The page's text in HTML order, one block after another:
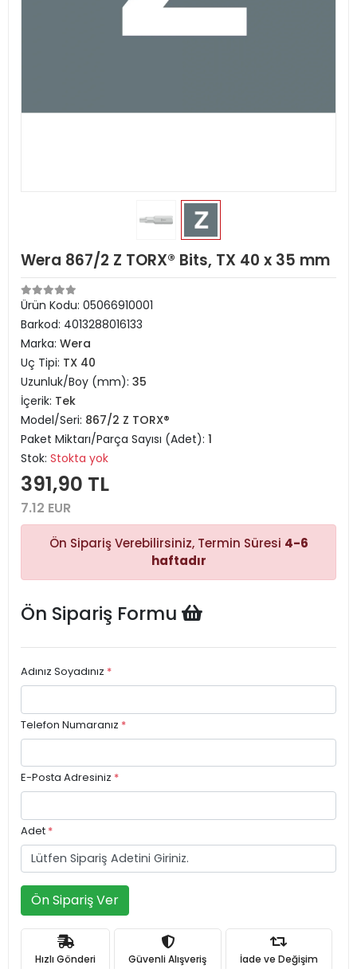
Wera 867/2 Z TORX® Bits, TX 40 x 35 mm
Ürün Kodu: 05066910001
Barkod: 4013288016133
Marka: Wera
Uç Tipi: TX 40
Uzunluk/Boy (mm): 35
İçerik: Tek
Model/Seri: 867/2 Z TORX®
Paket Miktarı/Parça Sayısı (Adet): 1
Stok: Stokta yok
391,90 TL
7.12 EUR
Ön Sipariş Verebilirsiniz, Termin Süresi 4-6
haftadır
Ön Sipariş Formu
Adınız Soyadınız *
Telefon Numaranız *
E-Posta Adresiniz *
Adet *
Ön Sipariş Ver
Hızlı Gönderi Güvenli Alışveriş İade ve Değişim